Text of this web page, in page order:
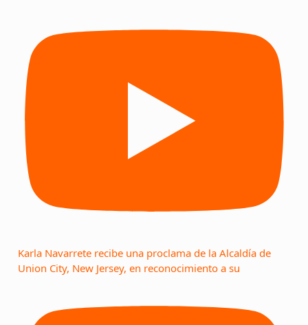
Karla Navarrete recibe una proclama de la Alcaldía de
Union City, New Jersey, en reconocimiento a su